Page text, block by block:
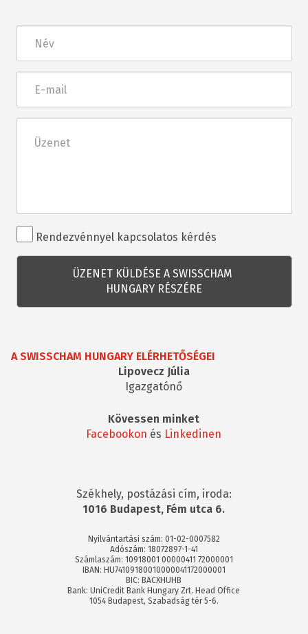
mail
Rendezvénnyel
kapcsolatos
kérdés
Rendezvénnyel kapcsolatos kérdés
A SWISSCHAM HUNGARY ELÉRHETŐSÉGEI
Lipovecz Júlia
Igazgatónő
Kövessen minket
Facebookon és Linkedinen
Székhely, postázási cím, iroda:
1016 Budapest, Fém utca 6.
Nyilvántartási szám: 01-02-0007582
Adószám: 18072897-1-41
Számlaszám: 10918001 00000411 72000001
IBAN: HU74109180010000041172000001
BIC: BACXHUHB
Bank: UniCredit Bank Hungary Zrt. Head Office
1054 Budapest, Szabadság tér 5-6.